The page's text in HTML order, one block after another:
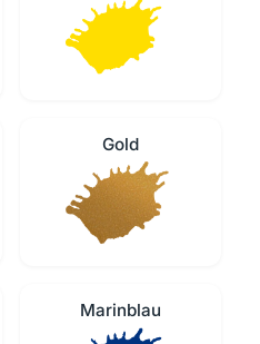
Gold
Marinblau